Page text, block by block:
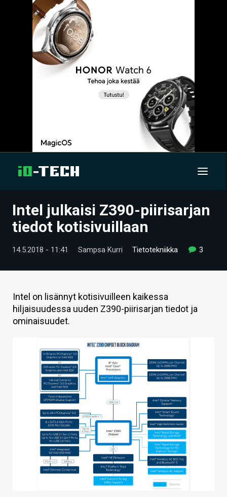
UUTISET
TIETOA
HINTA.FI
VAIHDA TEEMA
Intel julkaisi Z390-piirisarjan
tiedot kotisivuillaan
14.5.2018 - 11:41 Sampsa Kurri Tietotekniikka 3
Intel on lisännyt kotisivuilleen kaikessa
hiljaisuudessa uuden Z390-piirisarjan tiedot ja
ominaisuudet.